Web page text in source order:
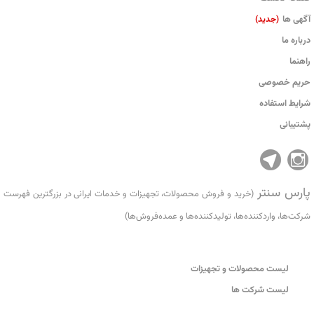
آگهی ها (جدید)
درباره ما
راهنما
حریم خصوصی
شرایط استفاده
پشتیبانی
پارس سنتر(خرید و فروش محصولات، تجهیزات و خدمات ایرانی در بزرگترین فهرست
شرکت‌ها، واردکننده‌ها، تولید‌کننده‌ها و عمده‌فروش‌ها)
لیست محصولات و تجهیزات
لیست شرکت ها